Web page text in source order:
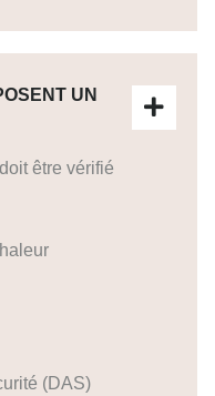
UN
être vérifié
(DAS)